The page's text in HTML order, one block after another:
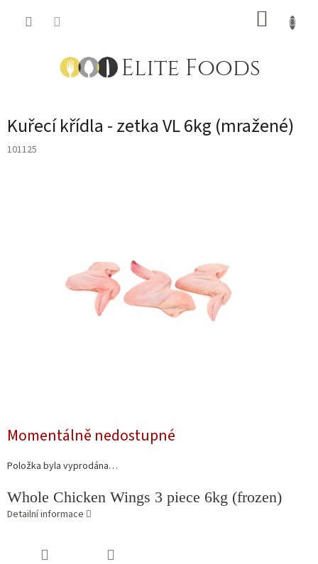
Kuřecí křídla - zetka VL 6kg (mražené)
101125
Momentálně nedostupné
Položka byla vyprodána…
Whole Chicken Wings 3 piece 6kg (frozen)
Detailní informace